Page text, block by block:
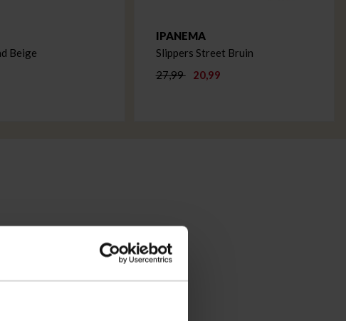
Beige
IPANEMA
Slippers Street Bruin
27,99
20,99